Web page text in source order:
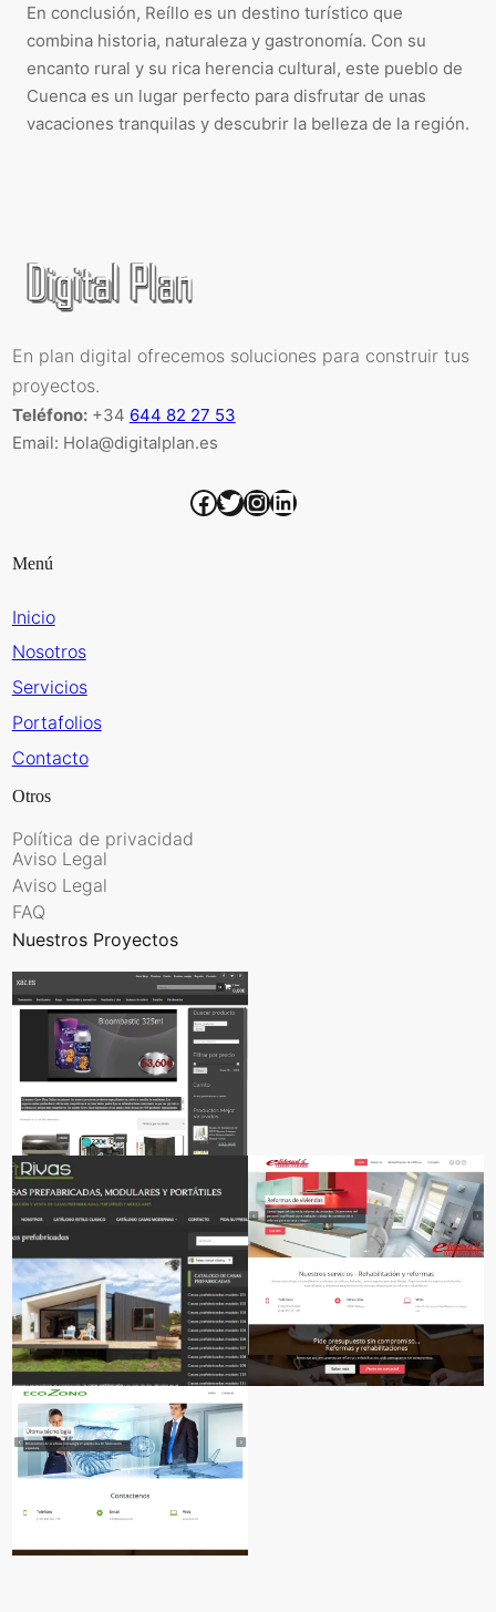
En conclusión, Reíllo es un destino turístico que
combina historia, naturaleza y gastronomía. Con su
encanto rural y su rica herencia cultural, este pueblo de
Cuenca es un lugar perfecto para disfrutar de unas
vacaciones tranquilas y descubrir la belleza de la región.
En plan digital ofrecemos soluciones para construir tus
proyectos.
Teléfono:+34 644 82 27 53
Email: Hola@digitalplan.es
Facebook Twitter InstagramLinkedIn
Menú
Inicio
Nosotros
Servicios
Portafolios
Contacto
Otros
Política de privacidad
Aviso Legal
Aviso Legal
FAQ
Nuestros Proyectos